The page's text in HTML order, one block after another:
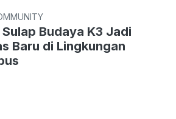
Sulap Budaya K3 Jadi
Baru di Lingkungan